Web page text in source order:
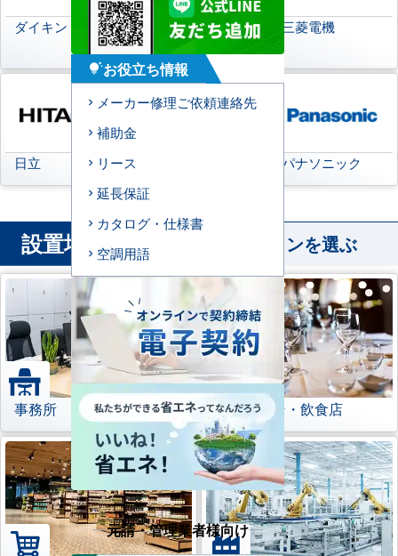
ダイキン
日本キヤリア
(旧:東芝キヤリア)
三菱電機
日立 パナソニック
設置場所 から業務用エアコンを選ぶ
事務所 レストラン・飲食店
tips_and_updatesお役立ち情報
メーカー修理ご依頼連絡先
補助金
リース
延長保証
カタログ・仕様書
空調用語
元請・管理業者様向け